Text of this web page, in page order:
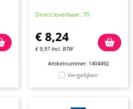
Direct leverbaar: 70
€8,24
€9,97 Incl. BTW
Artikelnummer: 1404492
Vergelijken